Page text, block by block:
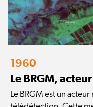
1960
Le BRGM,
Le BRGM est un